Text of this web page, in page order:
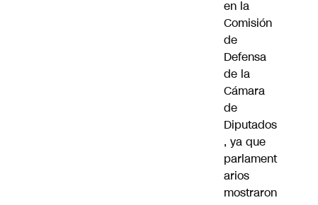
en la
Comisión
de
Defensa
de la
Cámara
de
Diputados
, ya que
parlament
arios
mostraron